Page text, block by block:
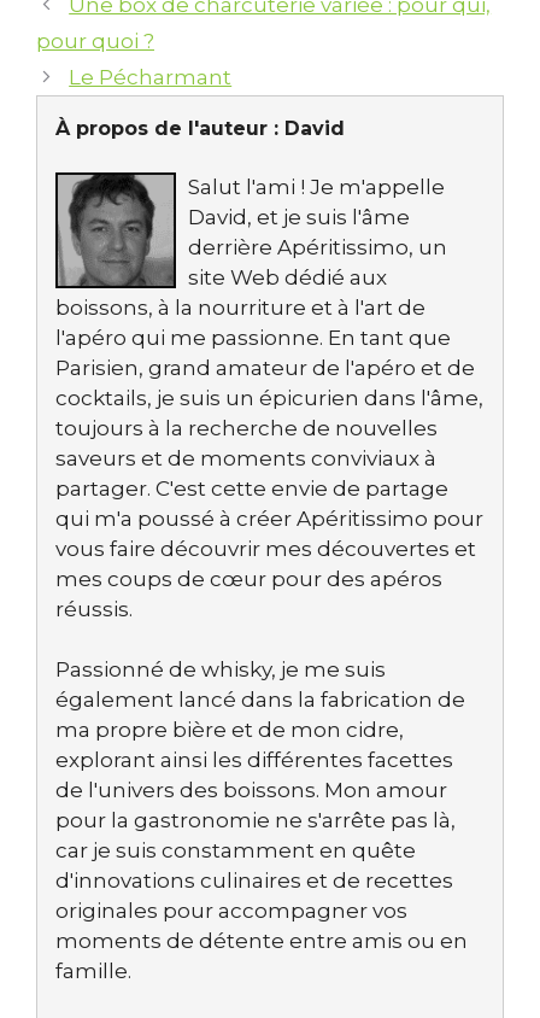
Une box de charcuterie variée : pour qui,
pour quoi ?
Le Pécharmant
À propos de l'auteur : David
Salut l'ami ! Je m'appelle
David, et je suis l'âme
derrière Apéritissimo, un
site Web dédié aux
boissons, à la nourriture et à l'art de
l'apéro qui me passionne. En tant que
Parisien, grand amateur de l'apéro et de
cocktails, je suis un épicurien dans l'âme,
toujours à la recherche de nouvelles
saveurs et de moments conviviaux à
partager. C'est cette envie de partage
qui m'a poussé à créer Apéritissimo pour
vous faire découvrir mes découvertes et
mes coups de cœur pour des apéros
réussis.
Passionné de whisky, je me suis
également lancé dans la fabrication de
ma propre bière et de mon cidre,
explorant ainsi les différentes facettes
de l'univers des boissons. Mon amour
pour la gastronomie ne s'arrête pas là,
car je suis constamment en quête
d'innovations culinaires et de recettes
originales pour accompagner vos
moments de détente entre amis ou en
famille.